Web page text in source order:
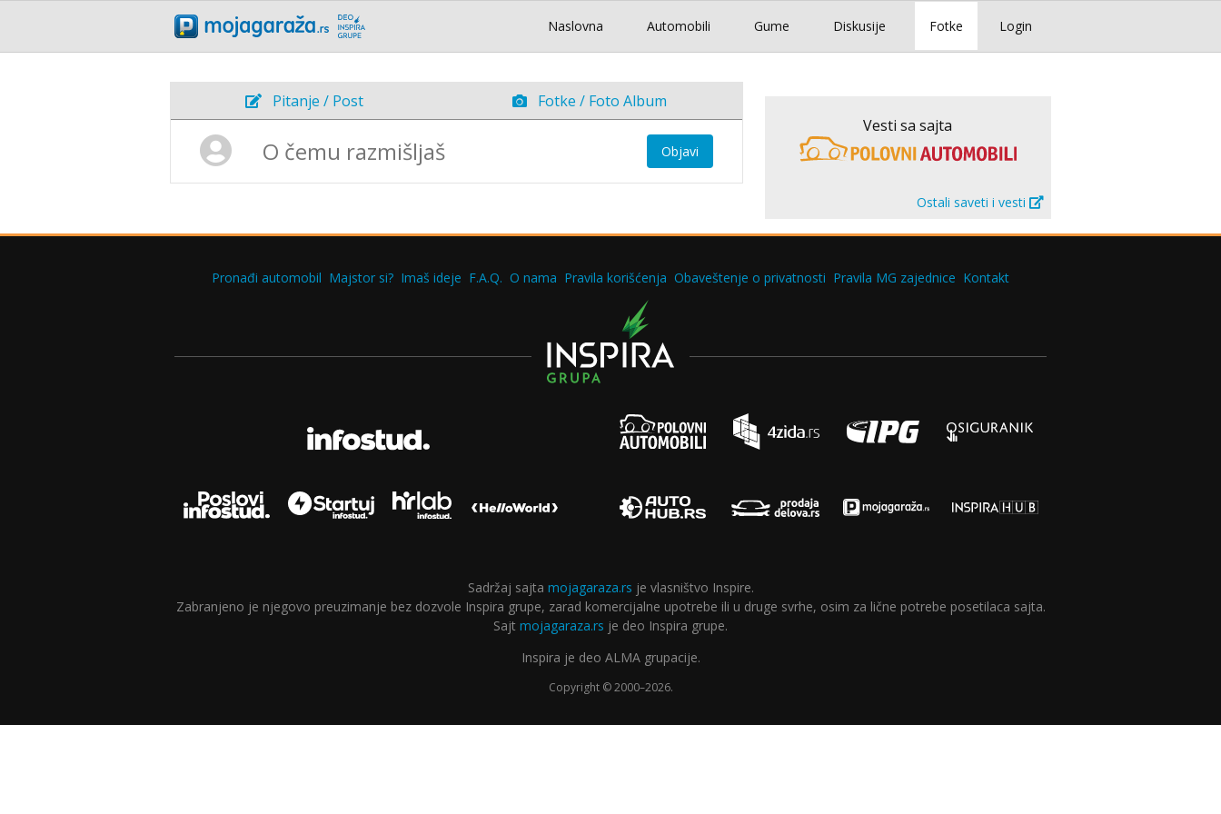
Login
Naslovna Automobili Gume Diskusije Fotke
Pitanje / Post Fotke / Foto Album
Objavi
Vesti sa sajta
Ostali saveti i vesti
Pronađi automobil Majstor si? Imaš ideje F.A.Q. O nama Pravila korišćenja Obaveštenje o privatnosti Pravila MG zajednice Kontakt
Sadržaj sajta mojagaraza.rs je vlasništvo Inspire.
Zabranjeno je njegovo preuzimanje bez dozvole Inspira grupe, zarad komercijalne upotrebe ili u druge svrhe, osim za lične potrebe posetilaca sajta.
Sajt mojagaraza.rs je deo Inspira grupe.
Inspira je deo ALMA grupacije.
Copyright © 2000–2026.